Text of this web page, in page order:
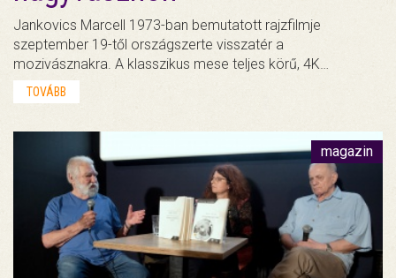
Jankovics Marcell 1973-ban bemutatott rajzfilmje
szeptember 19-től országszerte visszatér a
mozivásznakra. A klasszikus mese teljes körű, 4K…
TOVÁBB
magazin